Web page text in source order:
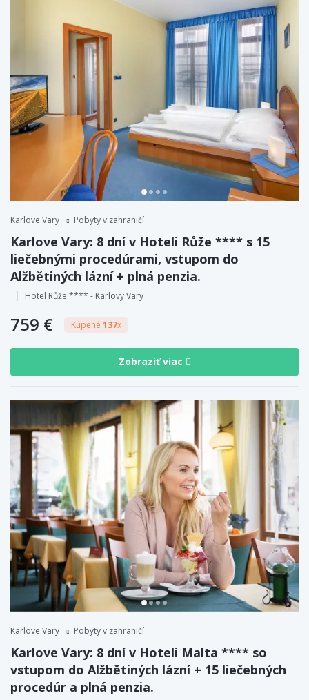
Karlove Vary Pobyty v zahraničí
Karlove Vary: 8 dní v Hoteli Růže **** s 15
liečebnými procedúrami, vstupom do
Alžbětiných lázní + plná penzia.
Hotel Růže **** - Karlovy Vary
759 € Kúpené 137x
Zobraziť viac
Karlove Vary Pobyty v zahraničí
Karlove Vary: 8 dní v Hoteli Malta **** so
vstupom do Alžbětiných lázní + 15 liečebných
procedúr a plná penzia.